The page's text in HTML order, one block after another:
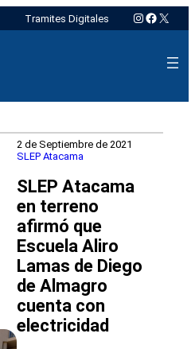
Tramites Digitales Instagram
X
2 de Septiembre de 2021
SLEP Atacama
SLEP Atacama
en terreno
afirmó que
Escuela Aliro
Lamas de Diego
de Almagro
cuenta con
electricidad